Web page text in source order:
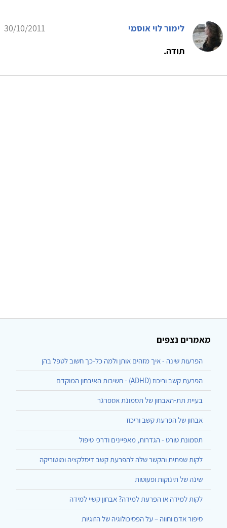
לימור לוי אוסמי
30/10/2011
תודה.
מאמרים נצפים
הפרעות שינה - איך מזהים אותן ולמה כל-כך חשוב לטפל בהן
הפרעת קשב וריכוז (ADHD) - חשיבות האיבחון המוקדם
בעיית תת-האבחון של תסמונת אספרגר
אבחון של הפרעת קשב וריכוז
תסמונת טורט - הגדרות, מאפיינים ודרכי טיפול
לקות שפתית והקשר שלה להפרעת קשב דיסלקציה ומוטוריקה
שינה של תינוקות ופעוטות
לקות למידה או הפרעת למידה? אבחון קשיי למידה
סיפור אדם וחווה – על הפסיכולוגיה של הזוגיות